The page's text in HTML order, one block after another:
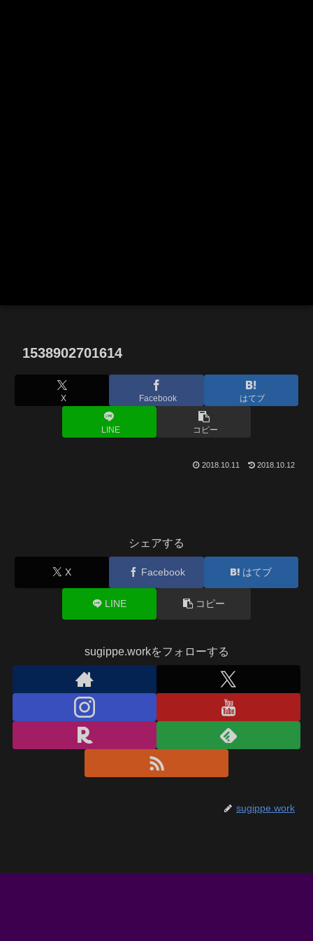
1538902701614
X Facebook はてブ
LINE コピー
2018.10.11 2018.10.12
シェアする
X Facebook はてブ
LINE コピー
sugippe.workをフォローする
sugippe.work